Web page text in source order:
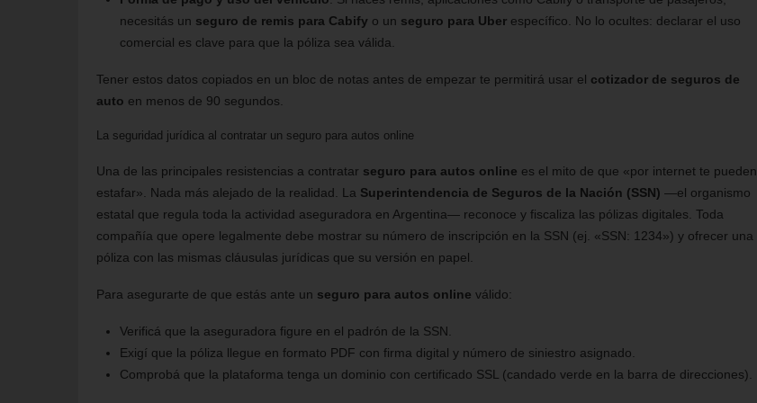
necesitás un seguro de remis para Cabify o un seguro para Uberespecífico. No lo ocultes: declarar el uso
comercial es clave para que la póliza sea válida.
Tener estos datos copiados en un bloc de notas antes de empezar te permitirá usar el cotizador de seguros de
auto en menos de 90 segundos.
La seguridad jurídica al contratar un seguro para autos online
Una de las principales resistencias a contratar seguro para autos online es el mito de que «por internet te pueden
estafar». Nada más alejado de la realidad. La Superintendencia de Seguros de la Nación (SSN) —el organismo
estatal que regula toda la actividad aseguradora en Argentina— reconoce y fiscaliza las pólizas digitales. Toda
compañía que opere legalmente debe mostrar su número de inscripción en la SSN (ej. «SSN: 1234») y ofrecer una
póliza con las mismas cláusulas jurídicas que su versión en papel.
Para asegurarte de que estás ante un seguro para autos online válido:
Verificá que la aseguradora figure en el padrón de la SSN.
Exigí que la póliza llegue en formato PDF con firma digital y número de siniestro asignado.
Comprobá que la plataforma tenga un dominio con certificado SSL (candado verde en la barra de direcciones).